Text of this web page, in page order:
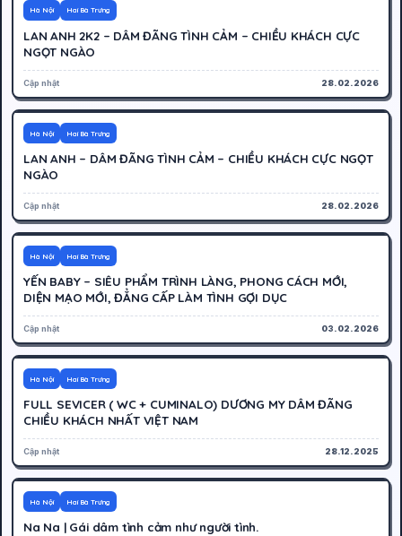
500K
Hà Nội Hai Bà Trưng
LAN ANH 2K2 – DÂM ĐÃNG TÌNH CẢM – CHIỀU KHÁCH CỰC
NGỌT NGÀO
Cập nhật 28.02.2026
Hà Nội Hai Bà Trưng
LAN ANH – DÂM ĐÃNG TÌNH CẢM – CHIỀU KHÁCH CỰC NGỌT
NGÀO
Cập nhật 28.02.2026
Hà Nội Hai Bà Trưng
YẾN BABY – SIÊU PHẨM TRÌNH LÀNG, PHONG CÁCH MỚI,
DIỆN MẠO MỚI, ĐẲNG CẤP LÀM TÌNH GỢI DỤC
Cập nhật 03.02.2026
Hà Nội Hai Bà Trưng
FULL SEVICER ( WC + CUMINALO) DƯƠNG MY DÂM ĐÃNG
CHIỀU KHÁCH NHẤT VIỆT NAM
Cập nhật 28.12.2025
Hà Nội Hai Bà Trưng
Na Na | Gái dâm tình cảm như người tình.